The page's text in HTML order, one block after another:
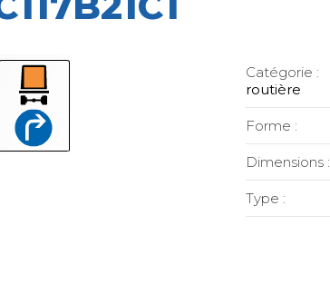
Catégorie :
routière
Forme :
Dimensions :
Type :